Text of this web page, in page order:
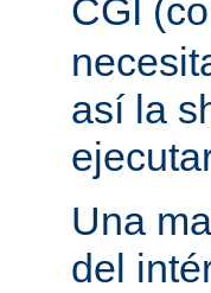
CGI
así la
Una
del